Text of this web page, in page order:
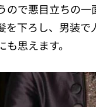
ので悪目立ちの
を下ろし、男装
思えます。